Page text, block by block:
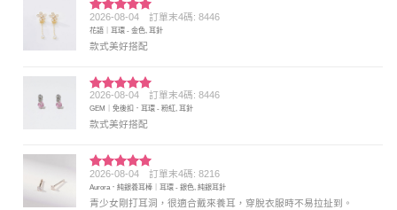
評分5 滿
分 5
2026-08-04 訂單末4碼: 8446
花語｜耳環 - 金色, 耳針
款式美好搭配
評分5 滿
分 5
2026-08-04 訂單末4碼: 8446
GEM｜免後扣．耳環 - 粉紅, 耳針
款式美好搭配
評分5 滿
分 5
2026-08-04 訂單末4碼: 8216
Aurora．純銀養耳棒｜耳環 - 銀色, 純銀耳針
青少女剛打耳洞，很適合戴來養耳，穿脫衣服時不易拉扯到。